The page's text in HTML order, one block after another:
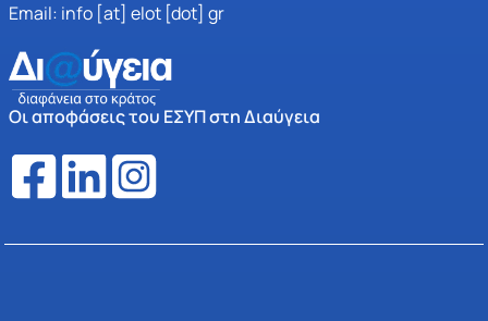
Email: info [at] elot [dot] gr
Οι αποφάσεις του ΕΣΥΠ στη Διαύγεια